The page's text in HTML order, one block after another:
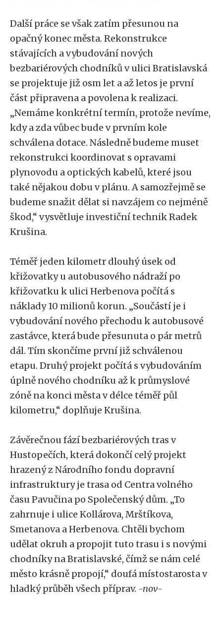
Další práce se však zatím přesunou na
opačný konec města. Rekonstrukce
stávajících a vybudování nových
bezbariérových chodníků v ulici Bratislavská
se projektuje již osm let a až letos je první
část připravena a povolena k realizaci.
„Nemáme konkrétní termín, protože nevíme,
kdy a zda vůbec bude v prvním kole
schválena dotace. Následně budeme muset
rekonstrukci koordinovat s opravami
plynovodu a optických kabelů, které jsou
také nějakou dobu v plánu. A samozřejmě se
budeme snažit dělat si navzájem co nejméně
škod,“ vysvětluje investiční technik Radek
Krušina.
Téměř jeden kilometr dlouhý úsek od
křižovatky u autobusového nádraží po
křižovatku k ulici Herbenova počítá s
náklady 10 milionů korun. „Součástí je i
vybudování nového přechodu k autobusové
zastávce, která bude přesunuta o pár metrů
dál. Tím skončíme první již schválenou
etapu. Druhý projekt počítá s vybudováním
úplně nového chodníku až k průmyslové
zóně na konci města v délce téměř půl
kilometru,“ doplňuje Krušina.
Závěrečnou fází bezbariérových tras v
Hustopečích, která dokončí celý projekt
hrazený z Národního fondu dopravní
infrastruktury je trasa od Centra volného
času Pavučina po Společenský dům. „To
zahrnuje i ulice Kollárova, Mrštíkova,
Smetanova a Herbenova. Chtěli bychom
udělat okruh a propojit tuto trasu i s novými
chodníky na Bratislavské, čímž se nám celé
město krásně propojí,“ doufá místostarosta v
hladký průběh všech příprav. -nov-